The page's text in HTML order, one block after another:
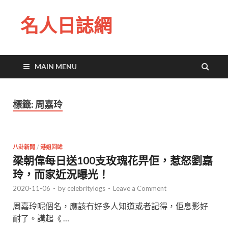
名人日誌網
MAIN MENU
標籤: 周嘉玲
八卦新聞 / 港姐回眸
梁朝偉每日送100支玫瑰花畀佢，惹怒劉嘉
玲，而家近況曝光！
2020-11-06 - by celebritylogs - Leave a Comment
周嘉玲呢個名，應該冇好多人知道或者記得，佢息影好
耐了。講起《 …